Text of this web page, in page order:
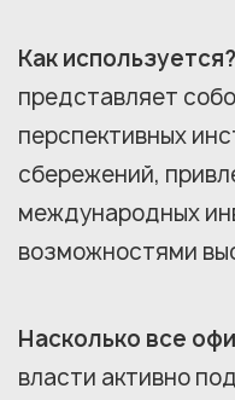
Как используется?
представляет
перспективных
сбережений,
международных
возможностями
Насколько все
власти активно